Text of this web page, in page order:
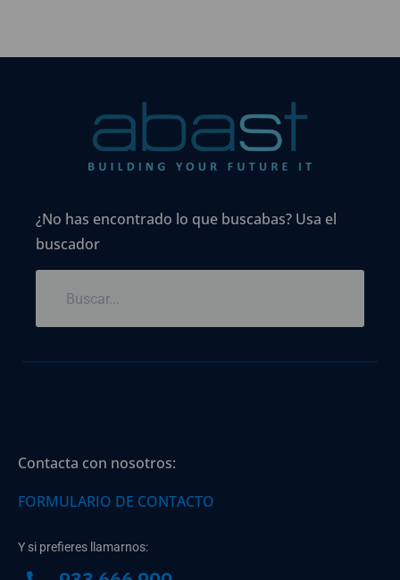
¿No has encontrado lo que buscabas? Usa el
buscador
Contacta con nosotros:
FORMULARIO DE CONTACTO
Y si prefieres llamarnos: